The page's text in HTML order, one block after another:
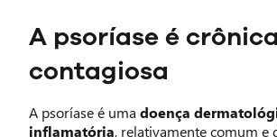
A psoríase é
contagiosa
A psoríase é uma doença
inflamatória, relativamente comum e